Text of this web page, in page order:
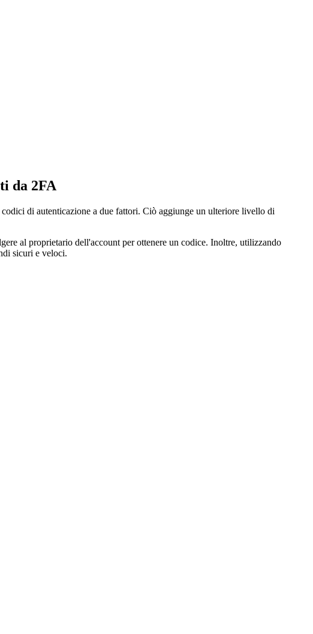
da 2FA
di autenticazione a due fattori. Ciò aggiunge un ulteriore livello di
al proprietario dell'account per ottenere un codice. Inoltre, utilizzando
sicuri e veloci.